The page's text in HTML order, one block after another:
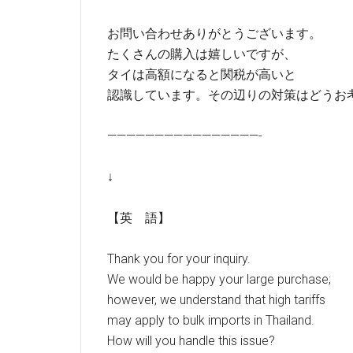
お問い合わせありがとうございます。
たくさんの購入は嬉しいですが、
タイは高額になると関税が高いと
認識しています。その辺りの対策はどうお
————————————————-
↓
【英 語】
Thank you for your inquiry.
We would be happy your large purchase;
however, we understand that high tariffs
may apply to bulk imports in Thailand.
How will you handle this issue?